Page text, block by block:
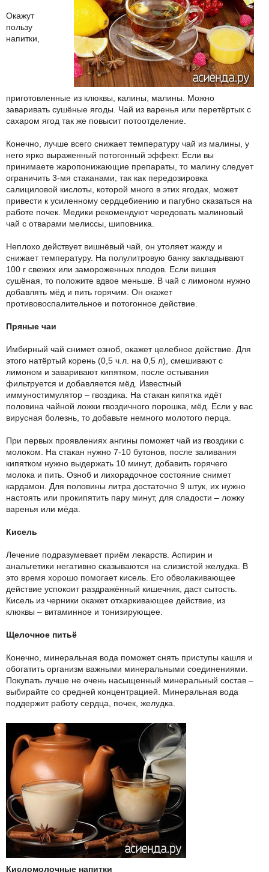
Окажут
пользу
напитки,
приготовленные из клюквы, калины, малины. Можно
заваривать сушёные ягоды. Чай из варенья или перетёртых с
сахаром ягод так же повысит потоотделение.
Конечно, лучше всего снижает температуру чай из малины, у
него ярко выраженный потогонный эффект. Если вы
принимаете жаропонижающие препараты, то малину следует
ограничить 3-мя стаканами, так как передозировка
салициловой кислоты, которой много в этих ягодах, может
привести к усиленному сердцебиению и пагубно сказаться на
работе почек. Медики рекомендуют чередовать малиновый
чай с отварами мелиссы, шиповника.
Неплохо действует вишнёвый чай, он утоляет жажду и
снижает температуру. На полулитровую банку закладывают
100 г свежих или замороженных плодов. Если вишня
сушёная, то положите вдвое меньше. В чай с лимоном нужно
добавлять мёд и пить горячим. Он окажет
противовоспалительное и потогонное действие.
Пряные чаи
Имбирный чай снимет озноб, окажет целебное действие. Для
этого натёртый корень (0,5 ч.л. на 0,5 л), смешивают с
лимоном и заваривают кипятком, после остывания
фильтруется и добавляется мёд. Известный
иммуностимулятор – гвоздика. На стакан кипятка идёт
половина чайной ложки гвоздичного порошка, мёд. Если у вас
вирусная болезнь, то добавьте немного молотого перца.
При первых проявлениях ангины поможет чай из гвоздики с
молоком. На стакан нужно 7-10 бутонов, после заливания
кипятком нужно выдержать 10 минут, добавить горячего
молока и пить. Озноб и лихорадочное состояние снимет
кардамон. Для половины литра достаточно 9 штук, их нужно
настоять или прокипятить пару минут, для сладости – ложку
варенья или мёда.
Кисель
Лечение подразумевает приём лекарств. Аспирин и
анальгетики негативно сказываются на слизистой желудка. В
это время хорошо помогает кисель. Его обволакивающее
действие успокоит раздражённый кишечник, даст сытость.
Кисель из черники окажет отхаркивающее действие, из
клюквы – витаминное и тонизирующее.
Щелочное питьё
Конечно, минеральная вода поможет снять приступы кашля и
обогатить организм важными минеральными соединениями.
Покупать лучше не очень насыщенный минеральный состав –
выбирайте со средней концентрацией. Минеральная вода
поддержит работу сердца, почек, желудка.
Кисломолочные напитки